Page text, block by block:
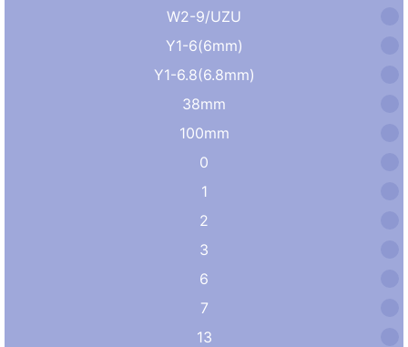
W2-9/UZU
Y1-6(6mm)
Y1-6.8(6.8mm)
38mm
100mm
0
1
2
3
6
7
13